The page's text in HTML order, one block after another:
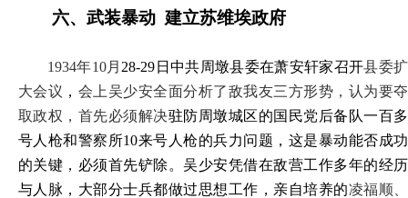
六、 武装暴动 建立苏维埃政府
1934年10月 28-29日中共周墩县委在萧安轩家召开县委扩
大会议 ， 会上吴少安全面分析了敌我友三方形势，认为要夺
取政权，首先必须解决驻防周墩城区的国民党后备队一百多
号人枪和警察所10来号人枪的兵力问题，这是暴动能否成功
的关键，必须首先铲除。吴少安凭借在敌营工作多年的经历
与人脉，大部分士兵都做过思想工作，亲自培养的凌福顺、